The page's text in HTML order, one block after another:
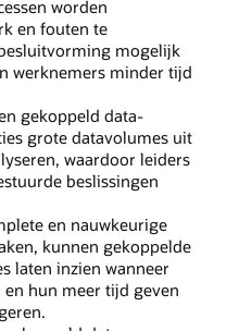
worden
en fouten te
mogelijk
werknemers minder tijd
gekoppeld data-
grote datavolumes uit
waardoor leiders
beslissingen
en nauwkeurige
kunnen gekoppelde
laten inzien wanneer
hun meer tijd geven